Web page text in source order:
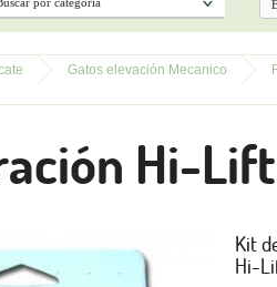
Gatos elevación Mecanico
Hi-Lift
Kit
Hi-